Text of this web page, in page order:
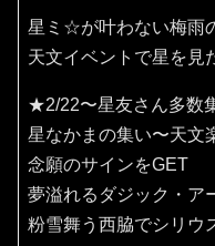
星ミ☆が叶わない梅雨
天文イベントで星を見
★2/22〜星友さん多数
星なかまの集い〜天文
念願のサインをGET
夢溢れるダジック・ア
粉雪舞う西脇でシリウ